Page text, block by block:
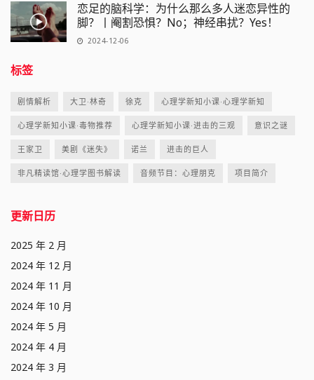
恋足的脑科学：为什么那么多人迷恋异性的
脚？丨阉割恐惧？No；神经串扰？Yes！
2024-12-06
标签
剧情解析 大卫·林奇 徐克 心理学新知小课·心理学新知
心理学新知小课·毒物推荐 心理学新知小课·进击的三观 意识之谜
王家卫 美剧《迷失》 诺兰 进击的巨人
非凡精读馆·心理学图书解读 音频节目：心理朋克 项目简介
更新日历
2025 年 2 月
2024 年 12 月
2024 年 11 月
2024 年 10 月
2024 年 5 月
2024 年 4 月
2024 年 3 月